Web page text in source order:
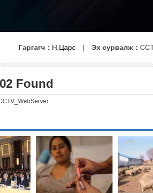
Гаргагч： Н.Царс | Эх сурвалж：
Found